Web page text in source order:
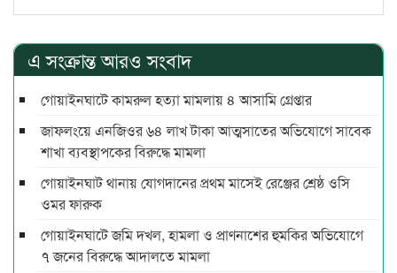
এ সংক্রান্ত আরও সংবাদ
গোয়াইনঘাটে কামরুল হত্যা মামলায় ৪ আসামি গ্রেপ্তার
জাফলংয়ে এনজিওর ৬৪ লাখ টাকা আত্মসাতের অভিযোগে সাবেক
শাখা ব্যবস্থাপকের বিরুদ্ধে মামলা
গোয়াইনঘাট থানায় যোগদানের প্রথম মাসেই রেঞ্জের শ্রেষ্ঠ ওসি
ওমর ফারুক
গোয়াইনঘাটে জমি দখল, হামলা ও প্রাণনাশের হুমকির অভিযোগে
৭ জনের বিরুদ্ধে আদালতে মামলা